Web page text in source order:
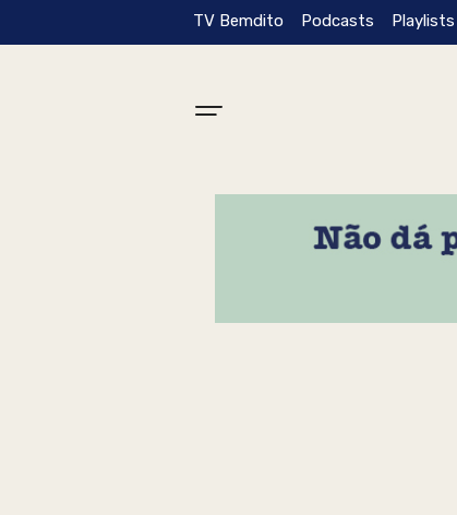
TV Bemdito Podcasts Playlists